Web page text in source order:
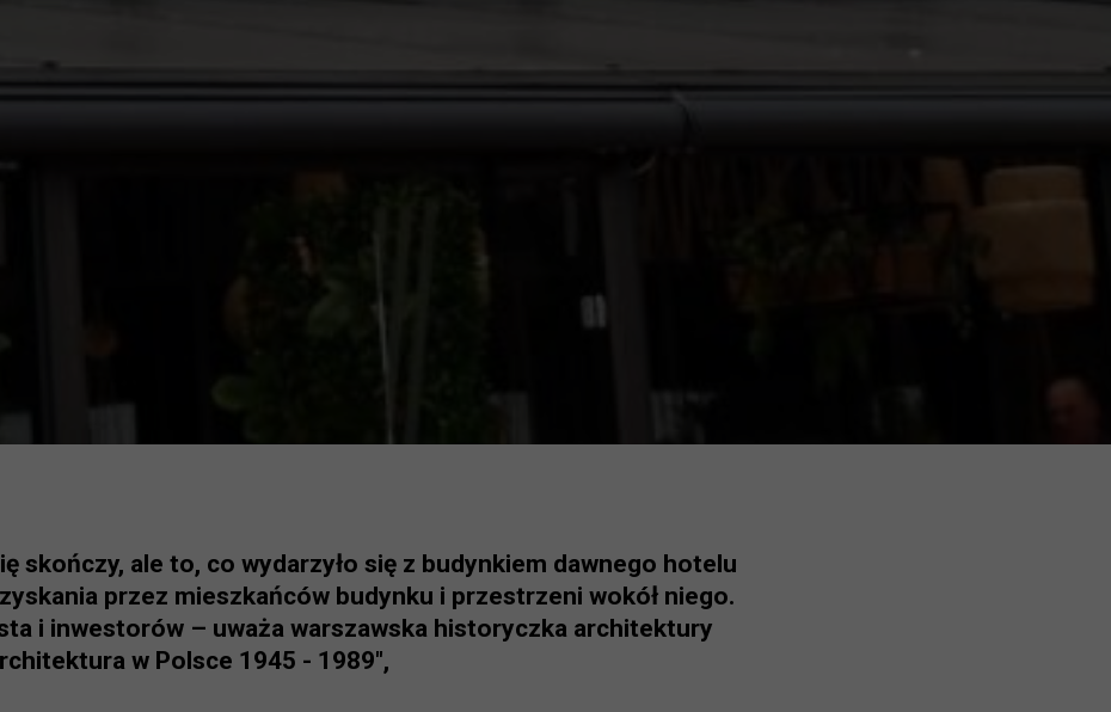
skończy, ale to, co wydarzyło się z budynkiem dawnego hotelu
przez mieszkańców budynku i przestrzeni wokół niego.
i inwestorów – uważa warszawska historyczka architektury
w Polsce 1945 - 1989",